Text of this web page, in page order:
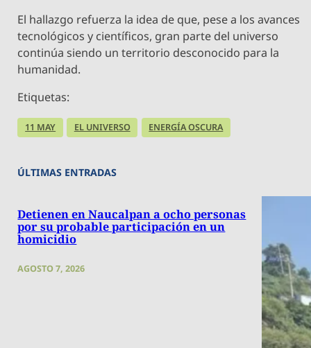
El hallazgo refuerza la idea de que, pese a los avances
tecnológicos y científicos, gran parte del universo
continúa siendo un territorio desconocido para la
humanidad.
Etiquetas:
11 MAY EL UNIVERSO ENERGÍA OSCURA
ÚLTIMAS ENTRADAS
Detienen en Naucalpan a ocho personas
por su probable participación en un
homicidio
AGOSTO 7, 2026